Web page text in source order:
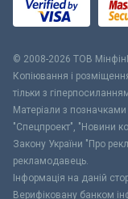
© 2008-2026 ТОВ
Копіювання і
тільки з
Матеріали з
"Спецпроект", "Новини
Закону України "Про
рекламодавець.
Інформація на даній
Верифіковану банком